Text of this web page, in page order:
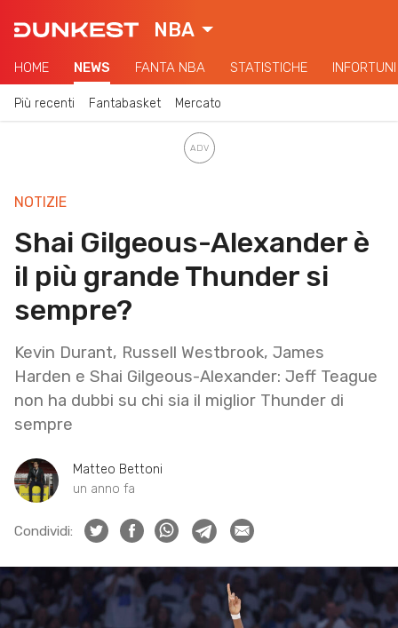
NBA
HOME NEWS FANTA NBA STATISTICHE INFORTUNI
Più recenti Fantabasket Mercato
NOTIZIE
Shai Gilgeous-Alexander è
il più grande Thunder si
sempre?
Kevin Durant, Russell Westbrook, James
Harden e Shai Gilgeous-Alexander: Jeff Teague
non ha dubbi su chi sia il miglior Thunder di
sempre
Matteo Bettoni
un anno fa
Condividi: